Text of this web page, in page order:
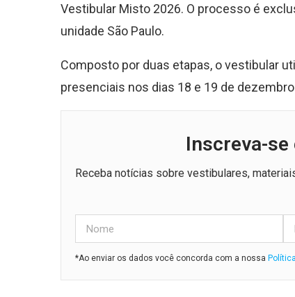
Vestibular Misto 2026. O processo é
unidade São Paulo.
Composto por duas etapas, o vestibular
presenciais nos dias 18 e 19 de
Inscreva-
Receba notícias sobre vestibulares,
*Ao enviar os dados você concorda com a nossa